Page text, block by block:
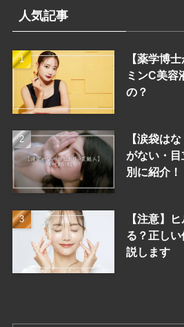
人気記事
【薬学博
ミンC美容
の？
【涙袋は
がない・
別に紹介！
【注意】
る？正し
説します